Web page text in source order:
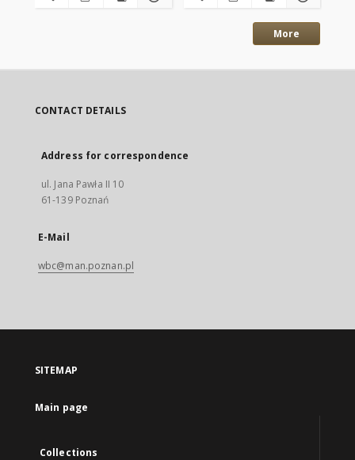
More
CONTACT DETAILS
Address for correspondence
ul. Jana Pawła II 10
61-139 Poznań
E-Mail
wbc@man.poznan.pl
SITEMAP
Main page
Collections